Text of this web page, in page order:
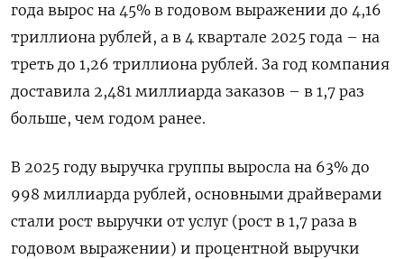
года вырос на 45% в годовом выражении до 4,16
триллиона рублей, а в ​4 квартале 2025 года – ​на
треть до ‌1,26 триллиона рублей. За год компания
доставила 2,481 миллиарда заказов – ​в 1,7 раз
больше, чем годом ранее.
В 2025 году выручка группы выросла на 63% до
998 миллиарда рублей, основными драйверами
стали рост выручки от услуг (рост в 1,7 раза в
годовом выражении) и процентной выручки